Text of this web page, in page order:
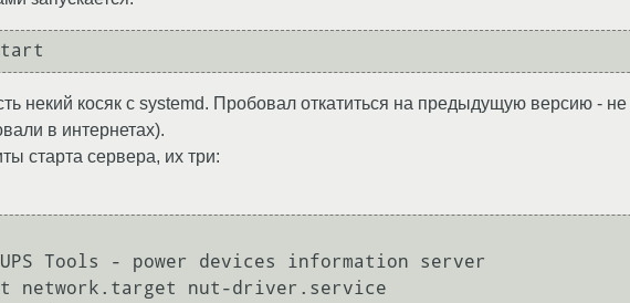
некий косяк с systemd. Пробовал откатиться на предыдущую версию -
в интернетах).
старта сервера, их три:
Tools - power devices information server
network.target nut-driver.service